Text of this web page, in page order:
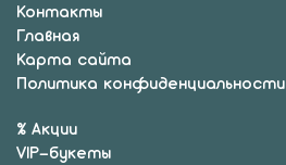
Контакты
Главная
Карта сайта
Политика конфиденциальности
% Акции
VIP-букеты